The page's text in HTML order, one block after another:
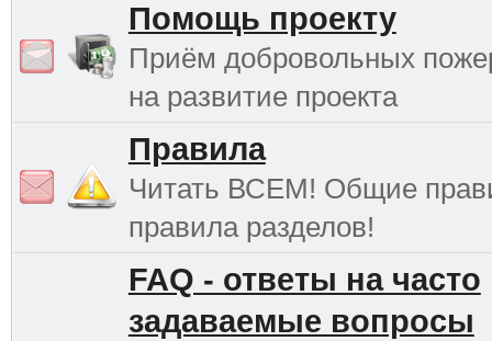
Помощь проекту
Приём добровольных
на развитие проекта
Правила
Читать ВСЕМ! Общие
правила разделов!
FAQ - ответы на часто
задаваемые вопросы